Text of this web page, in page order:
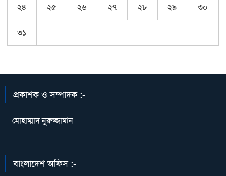
২৪ ২৫ ২৬ ২৭ ২৮ ২৯ ৩০
৩১
প্রকাশক ও সম্পাদক :-
মোহাম্মাদ নুরুজ্জামান
বাংলাদেশ অফিস :-